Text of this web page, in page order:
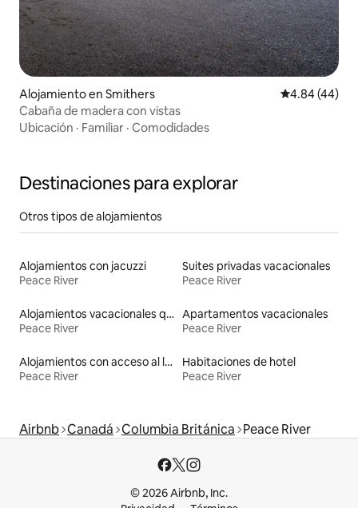
Alojamiento en Smithers Calificación
4.84 (44)
Cabaña de madera con vistas
Ubicación · Familiar · Comodidades
Destinaciones para explorar
Otros tipos de alojamientos
Alojamientos con jacuzzi
Peace River
Suites privadas vacacionales
Peace River
Alojamientos vacacionales que admiten mascotas
Peace River
Apartamentos vacacionales
Peace River
Alojamientos con acceso al lago
Peace River
Habitaciones de hotel
Peace River
Airbnb Canadá Columbia Británica Peace River
© 2026 Airbnb, Inc.